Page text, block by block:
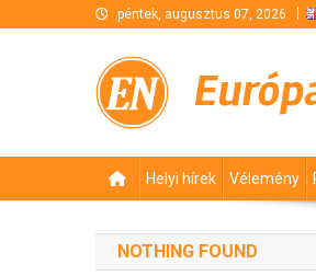
péntek, augusztus 07, 2026
Helyi hírek Vélemény
NOTHING FOUND